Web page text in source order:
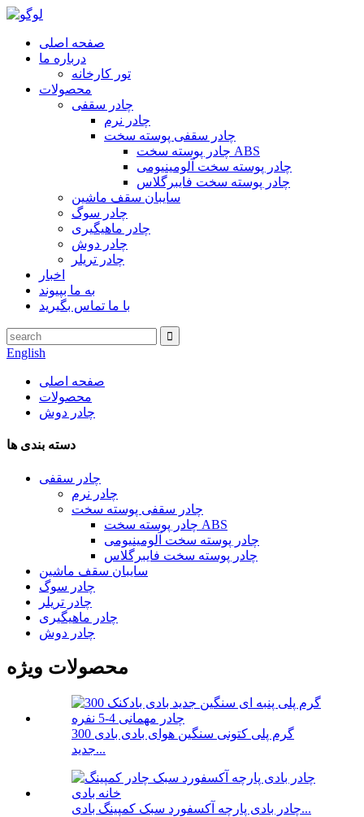
صفحه اصلی
درباره ما
تور کارخانه
محصولات
چادر سقفی
چادر نرم
چادر سقفی پوسته سخت
چادر پوسته سخت ABS
چادر پوسته سخت آلومینیومی
چادر پوسته سخت فایبرگلاس
سایبان سقف ماشین
چادر سوگ
چادر ماهیگیری
چادر دوش
چادر تریلر
اخبار
به ما بپیوند
با ما تماس بگیرید
English
صفحه اصلی
محصولات
چادر دوش
دسته بندی ها
چادر سقفی
چادر نرم
چادر سقفی پوسته سخت
چادر پوسته سخت ABS
چادر پوسته سخت آلومینیومی
چادر پوسته سخت فایبرگلاس
سایبان سقف ماشین
چادر سوگ
چادر تریلر
چادر ماهیگیری
چادر دوش
محصولات ویژه
300 گرم پلی کتونی سنگین هوای بادی بادی
جدید...
چادر بادی پارچه آکسفورد سبک کمپینگ بادی...